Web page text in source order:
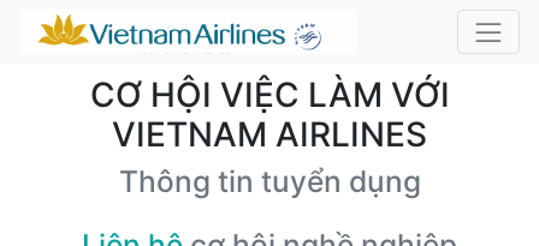
CƠ HỘI VIỆC LÀM VỚI
VIETNAM AIRLINES
Thông tin tuyển dụng